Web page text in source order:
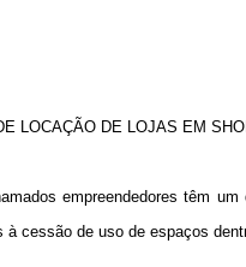
LOCAÇÃO DE LOJAS EM
empreendedores têm
cessão de uso de espaços